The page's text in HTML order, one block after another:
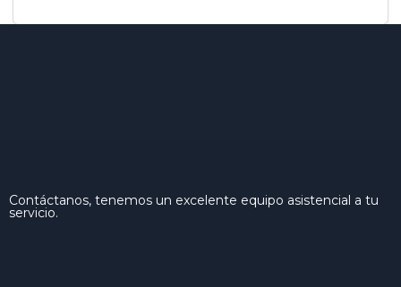
Contáctanos, tenemos un excelente equipo asistencial a tu
servicio.